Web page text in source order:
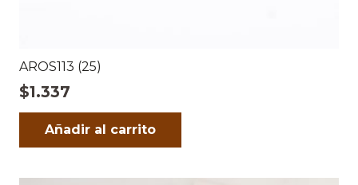
AROS113 (25)
$1.337
Añadir al carrito